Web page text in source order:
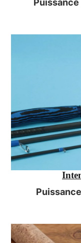
Puissance